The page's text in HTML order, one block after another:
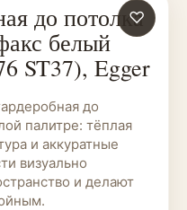
НА ЗАКАЗ ♡
до потолка
белый
ST37), Egger
до
палитре: тёплая
и аккуратные
визуально
и делают